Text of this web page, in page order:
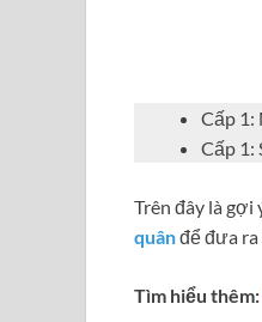
Cấp 1:
Cấp 1:
Trên đây là gợi
quânđể đưa ra
Tìm hiểu thêm: